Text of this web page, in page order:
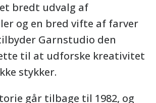
bredt udvalg af
og en bred vifte af farver
Garnstudio den
til at udforske kreativitet
stykker.
går tilbage til 1982, og